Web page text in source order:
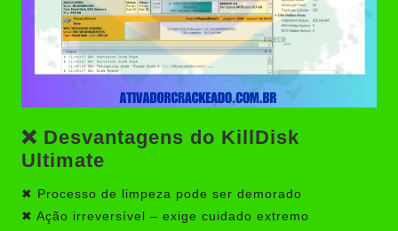
❌ Desvantagens do KillDisk
Ultimate
✖ Processo de limpeza pode ser demorado
✖ Ação irreversível – exige cuidado extremo